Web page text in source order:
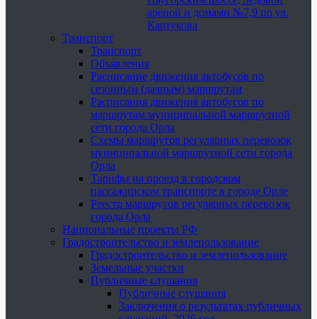
ареной и домами №7,9 по ул.
Картукова
Транспорт
Транспорт
Объявления
Расписание движения автобусов по
сезонным (дачным) маршрутам
Расписания движения автобусов по
маршрутам муниципальной маршрутной
сети города Орла
Схемы маршрутов регулярных перевозок
муниципальной маршрутной сети города
Орла
Тарифы на проезд в городском
пассажирском транспорте в городе Орле
Реестр маршрутов регулярных перевозок
города Орла
Национальные проекты РФ
Градостроительство и землепользование
Градостроительство и землепользование
Земельные участки
Публичные слушания
Публичные слушания
Заключения о результатах публичных